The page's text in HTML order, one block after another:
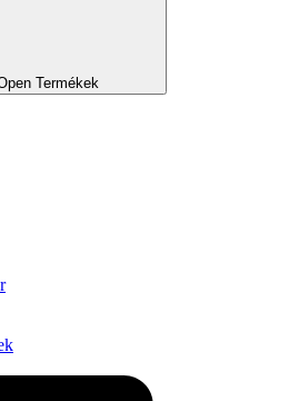
Termékek